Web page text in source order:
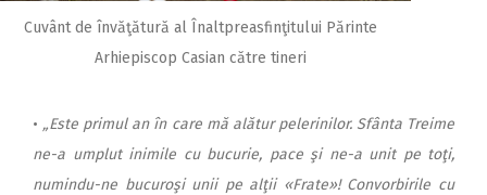
Cuvânt de învăţătură al Înaltpreasfinţitului Părinte
Arhiepiscop Casian către tineri
• „Este primul an în care mă alătur pelerinilor. Sfânta Treime
ne-a umplut inimile cu bucurie, pace şi ne-a unit pe toţi,
numindu-ne bucuroşi unii pe alţii «Frate»! Convorbirile cu